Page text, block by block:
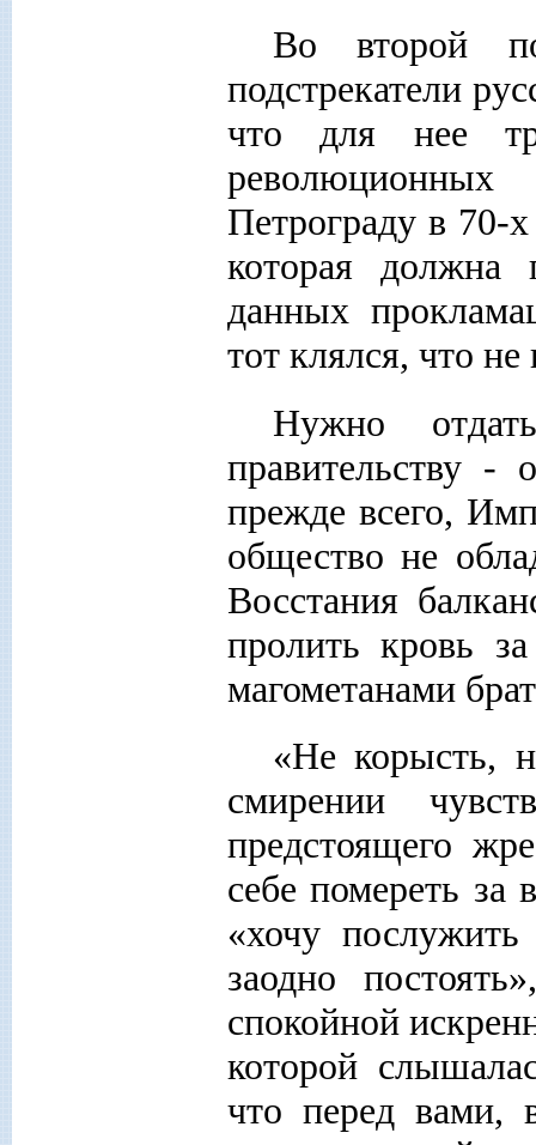
Во второй
подстрекатели
что для нее
революционных
Петрограду в 70-
которая должна
данных
тот клялся, что
Нужно
правительству
прежде всего,
общество не
Восстания
пролить кровь
магометанами
«Не корысть,
смирении
предстоящего
себе помереть за
«хочу
заодно
спокойной
которой
что перед вами,